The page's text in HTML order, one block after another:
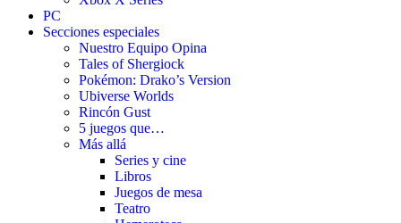
PC
Secciones especiales
Nuestro Equipo Opina
Tales of Shergiock
Pokémon: Drako’s Version
Ubiverse Worlds
Rincón Gust
5 juegos que…
Más allá
Series y cine
Libros
Juegos de mesa
Teatro